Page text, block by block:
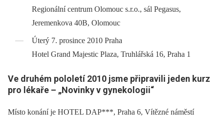
Regionální centrum Olomouc s.r.o., sál Pegasus,
Jeremenkova 40B, Olomouc
Úterý 7. prosince 2010 Praha
Hotel Grand Majestic Plaza, Truhlářská 16, Praha 1
Ve druhém pololetí 2010 jsme připravili jeden kurz
pro lékaře –⁠ „Novinky v gynekologii“
Místo konání je HOTEL DAP***, Praha 6, Vítězné náměstí